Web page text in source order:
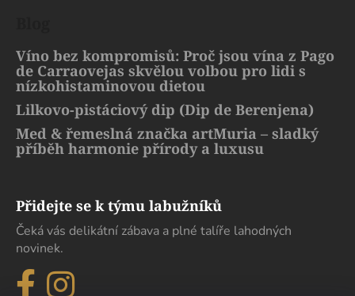
Víno bez kompromisů: Proč jsou vína z Pago
de Carraovejas skvělou volbou pro lidi s
nízkohistaminovou dietou
Lilkovo-pistáciový dip (Dip de Berenjena)
Med & řemeslná značka artMuria – sladký
příběh harmonie přírody a luxusu
Přidejte se k týmu labužníků
Čeká vás delikátní zábava a plné talíře lahodných
novinek.